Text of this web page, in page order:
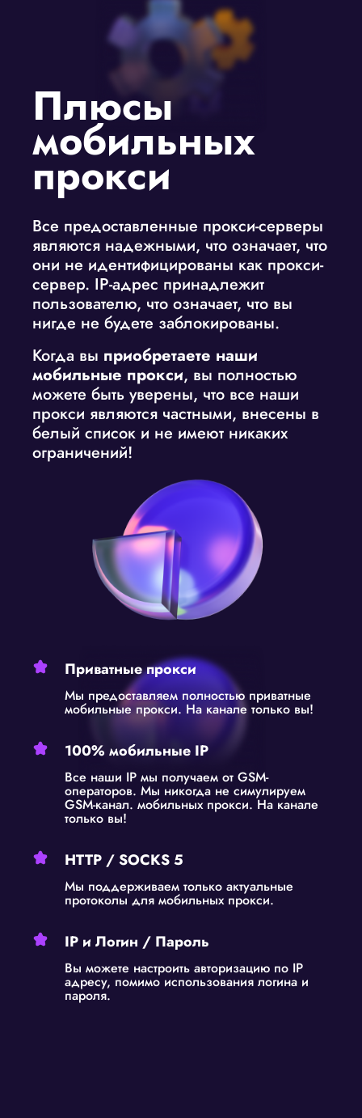
Плюсы
мобильных
прокси
Все предоставленные прокси-серверы
являются надежными, что означает, что
они не идентифицированы как прокси-
сервер. IP-адрес принадлежит
пользователю, что означает, что вы
нигде не будете заблокированы.
Когда вы приобретаете наши
мобильные прокси, вы полностью
можете быть уверены, что все наши
прокси являются частными, внесены в
белый список и не имеют никаких
ограничений!
Приватные прокси
Мы предоставляем полностью приватные
мобильные прокси. На канале только вы!
100% мобильные IP
Все наши IP мы получаем от GSM-
операторов. Мы никогда не симулируем
GSM-канал. мобильных прокси. На канале
только вы!
HTTP / SOCKS 5
Мы поддерживаем только актуальные
протоколы для мобильных прокси.
IP и Логин / Пароль
Вы можете настроить авторизацию по IP
адресу, помимо использования логина и
пароля.